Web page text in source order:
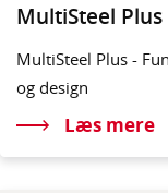
MultiSteel Plus
MultiSteel Plus -
og design
Læs mere